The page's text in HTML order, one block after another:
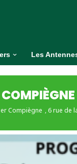
Les
Compiègne , 6 rue de